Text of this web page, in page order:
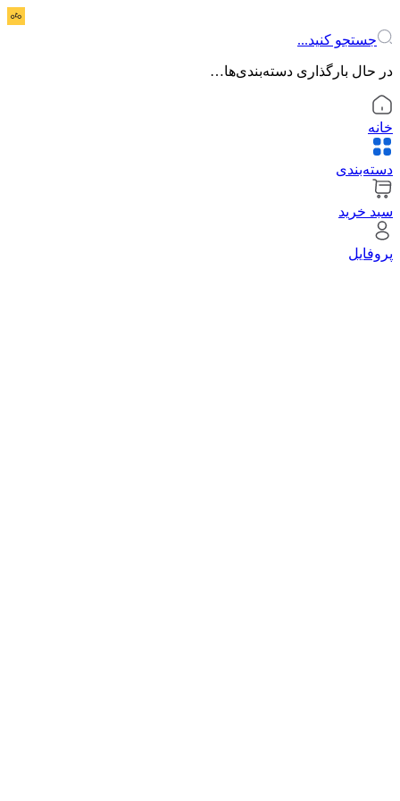
جستجو کنید...
در حال بارگذاری دسته‌بندی‌ها…
خانه
دسته‌بندی
سبد خرید
پروفایل